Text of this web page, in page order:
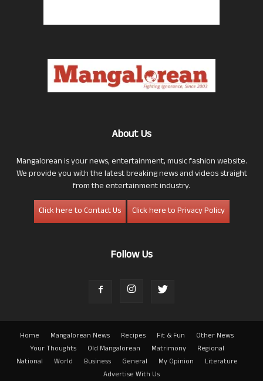
About Us
Mangalorean is your news, entertainment, music fashion website.
We provide you with the latest breaking news and videos straight
from the entertainment industry.
Click here to Contact Us
Click here to Privacy Policy
Follow Us
Home Mangalorean News Recipes Fit & Fun
Other News
Your Thoughts
Old Mangalorean Matrimony
Regional
National
World Business General My Opinion
Literature
Advertise With Us